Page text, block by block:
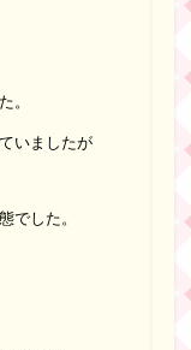
。
いましたが
でした。